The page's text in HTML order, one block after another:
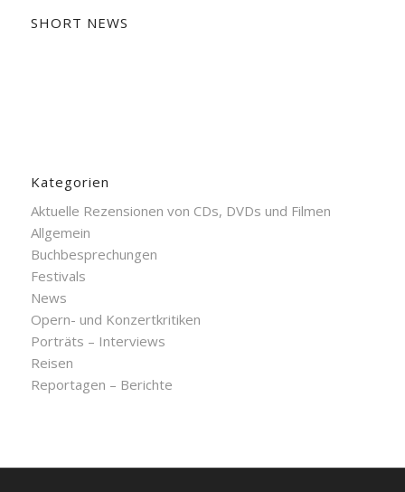
SHORT NEWS
Kategorien
Aktuelle Rezensionen von CDs, DVDs und Filmen
Allgemein
Buchbesprechungen
Festivals
News
Opern- und Konzertkritiken
Porträts – Interviews
Reisen
Reportagen – Berichte